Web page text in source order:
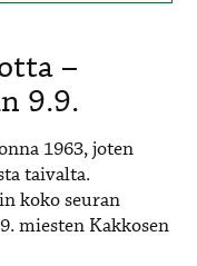
–
9.9.
1963, joten
taivalta.
koko seuran
miesten Kakkosen